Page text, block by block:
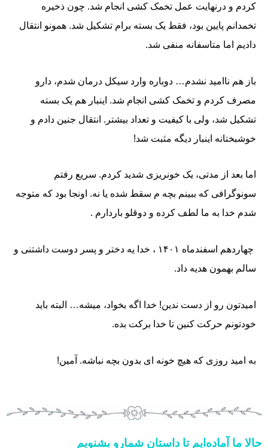
کردم و درنهایت عمل تخمک کشی انجام شد. چون ذخیره
تخمدانم پایین بود، فقط یک بسته برام تشکیل شد. همونو انتقال
دادیم اما متاسفانه منفی شد.
باز هم ناامید نشدم… دوباره وارد سیکل درمان شدم، دارو
مصرف کردم و تخمک کشی انجام شد. اینبار هم یک بسته
تشکیل شد، ولی با کیفیت و تعداد بیشتر. انتقال جنین دادم و
خوشبختانه اینبار دیگه مثبت شد!
اما بعد از مدتی، یک خونریزی شدید کردم. سریع رفتم
سونوگرافی که ببینم بچه م سقط شده یا نه. اونجا بود که متوجه
شدم خدا به ما لطف کرده و دوقلو باردارم .
چهاردهم اسفندماه ۱۴۰۱ ، خدا یه دختر و پسر دوست داشتنی و
سالم بهمون هدیه داد.
امیدتون رو از دست ندین! خدا اگه بخواد، میشه… البته باید
خودتونم حرکت کنین تا خدا برکت بده.
به امید روزی که هیچ خونه ای بدون بچه نباشه. آمین!
حالا ما آماده‌ایم تا داستان شمارو بشنویم